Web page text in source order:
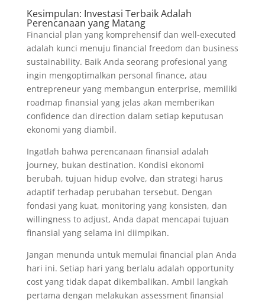
Kesimpulan: Investasi Terbaik Adalah
Perencanaan yang Matang
Financial plan yang komprehensif dan well-executed
adalah kunci menuju financial freedom dan business
sustainability. Baik Anda seorang profesional yang
ingin mengoptimalkan personal finance, atau
entrepreneur yang membangun enterprise, memiliki
roadmap finansial yang jelas akan memberikan
confidence dan direction dalam setiap keputusan
ekonomi yang diambil.
Ingatlah bahwa perencanaan finansial adalah
journey, bukan destination. Kondisi ekonomi
berubah, tujuan hidup evolve, dan strategi harus
adaptif terhadap perubahan tersebut. Dengan
fondasi yang kuat, monitoring yang konsisten, dan
willingness to adjust, Anda dapat mencapai tujuan
finansial yang selama ini diimpikan.
Jangan menunda untuk memulai financial plan Anda
hari ini. Setiap hari yang berlalu adalah opportunity
cost yang tidak dapat dikembalikan. Ambil langkah
pertama dengan melakukan assessment finansial